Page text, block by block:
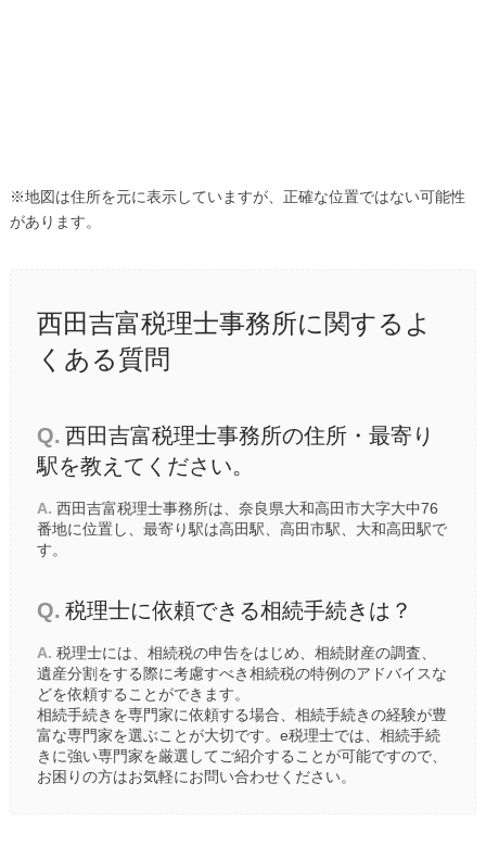
※地図は住所を元に表示していますが、正確な位置ではない可能性
があります。
西田吉富税理士事務所に関するよ
くある質問
Q. 西田吉富税理士事務所の住所・最寄り
駅を教えてください。
A. 西田吉富税理士事務所は、奈良県大和高田市大字大中76
番地に位置し、最寄り駅は高田駅 高田市駅 大和高田駅で
す。
Q. 税理士に依頼できる相続手続きは？
A. 税理士には、相続税の申告をはじめ、相続財産の調査、
遺産分割をする際に考慮すべき相続税の特例のアドバイスな
どを依頼することができます。
相続手続きを専門家に依頼する場合、相続手続きの経験が豊
富な専門家を選ぶことが大切です。e税理士では、相続手続
きに強い専門家を厳選してご紹介することが可能ですので、
お困りの方はお気軽にお問い合わせください。